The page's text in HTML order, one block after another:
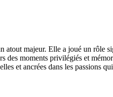
atout majeur. Elle a joué un rôle
des moments privilégiés et
et ancrées dans les passions